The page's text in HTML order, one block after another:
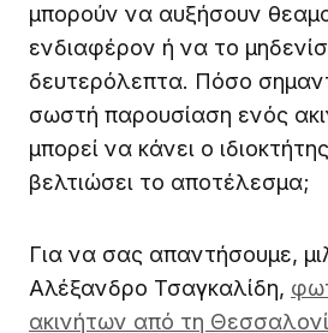
μπορούν να αυξήσουν
ενδιαφέρον ή να το
δευτερόλεπτα. Πόσο
σωστή παρουσίαση ενός
μπορεί να κάνει ο
βελτιώσει το αποτέλεσμα;
Για να σας απαντήσουμε,
Αλέξανδρο Τσαγκαλίδη,
ακινήτων από τη